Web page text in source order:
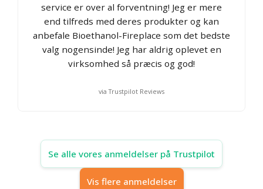
service er over al forventning! Jeg er mere
end tilfreds med deres produkter og kan
anbefale Bioethanol-Fireplace som det bedste
valg nogensinde! Jeg har aldrig oplevet en
virksomhed så præcis og god!
via Trustpilot Reviews
Se alle vores anmeldelser på Trustpilot
Vis flere anmeldelser